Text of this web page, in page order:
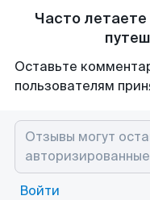
Часто летаете
Оставьте
пользователям
Войти